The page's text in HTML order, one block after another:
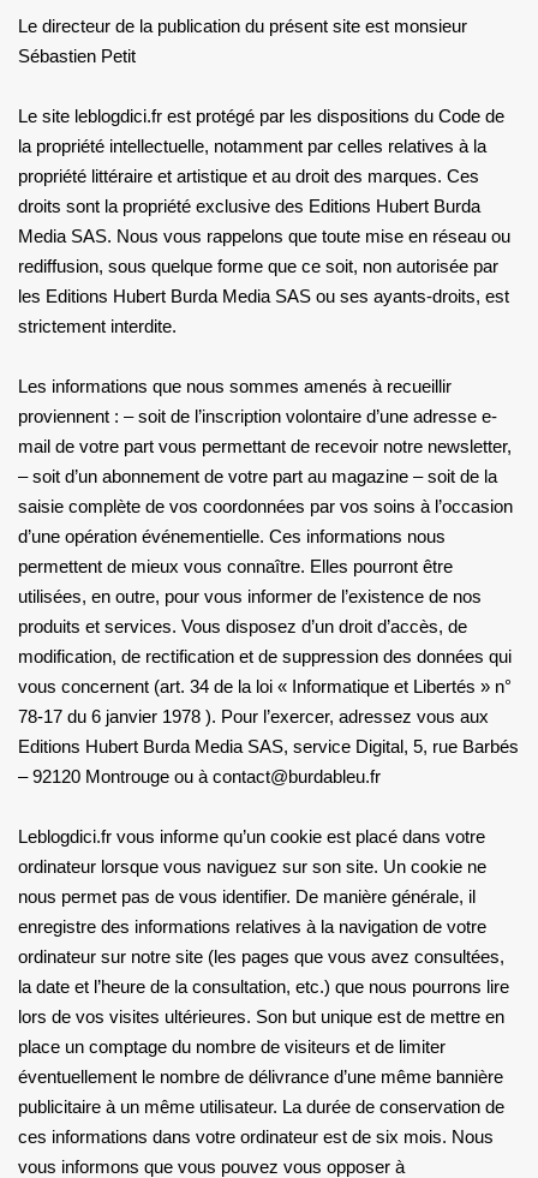
Le directeur de la publication du présent site est monsieur
Sébastien Petit
Le site leblogdici.fr est protégé par les dispositions du Code de
la propriété intellectuelle, notamment par celles relatives à la
propriété littéraire et artistique et au droit des marques. Ces
droits sont la propriété exclusive des Editions Hubert Burda
Media SAS. Nous vous rappelons que toute mise en réseau ou
rediffusion, sous quelque forme que ce soit, non autorisée par
les Editions Hubert Burda Media SAS ou ses ayants-droits, est
strictement interdite.
Les informations que nous sommes amenés à recueillir
proviennent : – soit de l’inscription volontaire d’une adresse e-
mail de votre part vous permettant de recevoir notre newsletter,
– soit d’un abonnement de votre part au magazine – soit de la
saisie complète de vos coordonnées par vos soins à l’occasion
d’une opération événementielle. Ces informations nous
permettent de mieux vous connaître. Elles pourront être
utilisées, en outre, pour vous informer de l’existence de nos
produits et services. Vous disposez d’un droit d’accès, de
modification, de rectification et de suppression des données qui
vous concernent (art. 34 de la loi « Informatique et Libertés » n°
78-17 du 6 janvier 1978 ). Pour l’exercer, adressez vous aux
Editions Hubert Burda Media SAS, service Digital, 5, rue Barbés
– 92120 Montrouge ou à contact@burdableu.fr
Leblogdici.fr vous informe qu’un cookie est placé dans votre
ordinateur lorsque vous naviguez sur son site. Un cookie ne
nous permet pas de vous identifier. De manière générale, il
enregistre des informations relatives à la navigation de votre
ordinateur sur notre site (les pages que vous avez consultées,
la date et l’heure de la consultation, etc.) que nous pourrons lire
lors de vos visites ultérieures. Son but unique est de mettre en
place un comptage du nombre de visiteurs et de limiter
éventuellement le nombre de délivrance d’une même bannière
publicitaire à un même utilisateur. La durée de conservation de
ces informations dans votre ordinateur est de six mois. Nous
vous informons que vous pouvez vous opposer à